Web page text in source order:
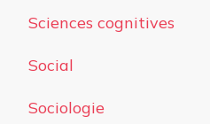
Sciences cognitives
Social
Sociologie